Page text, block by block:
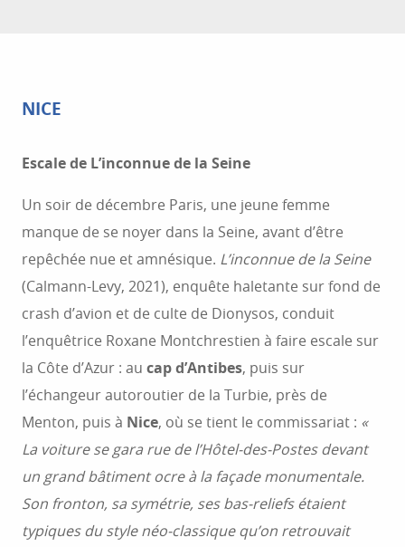
NICE
Escale de L’inconnue de la Seine
Un soir de décembre Paris, une jeune femme
manque de se noyer dans la Seine, avant d’être
repêchée nue et amnésique. L’inconnue de la Seine
(Calmann-Levy, 2021), enquête haletante sur fond de
crash d’avion et de culte de Dionysos, conduit
l’enquêtrice Roxane Montchrestien à faire escale sur
la Côte d’Azur : au cap d’Antibes, puis sur
l’échangeur autoroutier de la Turbie, près de
Menton, puis à Nice, où se tient le commissariat : «
La voiture se gara rue de l’Hôtel-des-Postes devant
un grand bâtiment ocre à la façade monumentale.
Son fronton, sa symétrie, ses bas-reliefs étaient
typiques du style néo-classique qu’on retrouvait